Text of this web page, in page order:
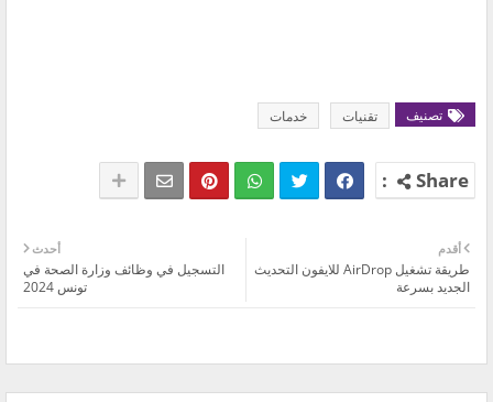
تصنيف تقنيات خدمات
أحدث
التسجيل في وظائف وزارة الصحة في
تونس 2024
أقدم
طريقة تشغيل AirDrop للايفون التحديث
الجديد بسرعة